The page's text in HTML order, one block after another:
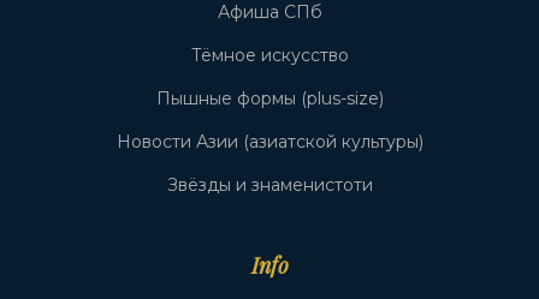
Афиша СПб
Тёмное искусство
Пышные формы (plus-size)
Новости Азии (азиатской культуры)
Звёзды и знаменистоти
Info